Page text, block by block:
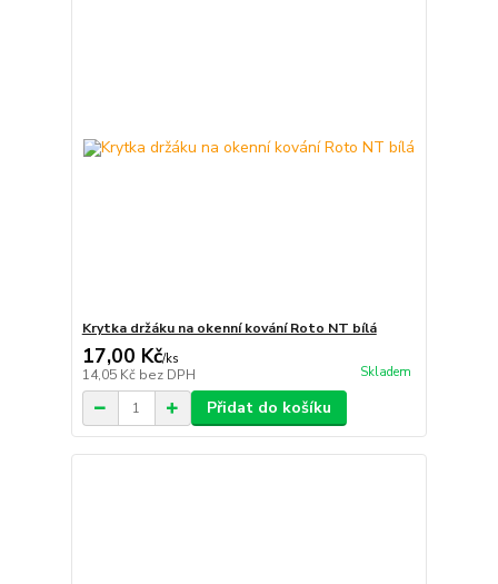
Krytka držáku na okenní kování Roto NT bílá
17,00 Kč/ks
14,05 Kč bez DPH Skladem
Přidat do košíku